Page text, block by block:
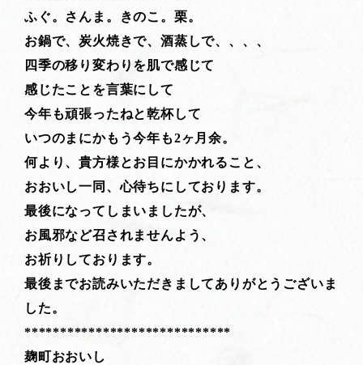
ふぐ。さんま。きのこ。栗。
お鍋で、炭火焼きで、酒蒸しで、、、、
四季の移り変わりを肌で感じて
感じたことを言葉にして
今年も頑張ったねと乾杯して
いつのまにかもう今年も2ヶ月余。
何より、貴方様とお目にかかれること、
おおいし一同、心待ちにしております。
最後になってしまいましたが、
お風邪など召されませんよう、
お祈りしております。
最後までお読みいただきましてありがとうございま
した。
*****************************
麹町おおいし